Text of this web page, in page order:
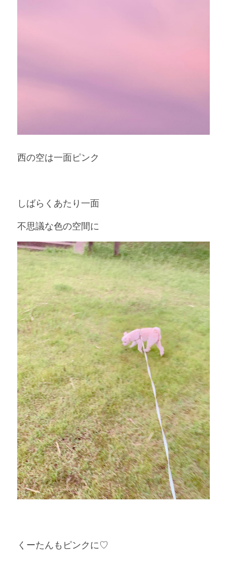
西の空は一面ピンク
しばらくあたり一面
不思議な色の空間に
くーたんもピンクに♡